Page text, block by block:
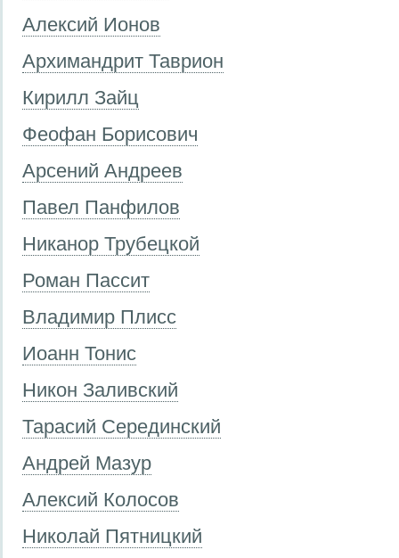
Алексий Ионов
Архимандрит Таврион
Кирилл Зайц
Феофан Борисович
Арсений Андреев
Павел Панфилов
Никанор Трубецкой
Роман Пассит
Владимир Плисс
Иоанн Тонис
Никон Заливский
Тарасий Серединский
Андрей Мазур
Алексий Колосов
Николай Пятницкий